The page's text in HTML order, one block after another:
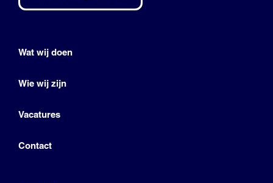
Wat wij doen
Wie wij zijn
Vacatures
Contact